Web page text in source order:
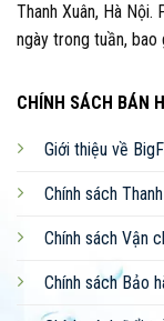
Thanh Xuân, Hà
ngày trong tuần,
CHÍNH SÁCH BÁN
Giới thiệu về
Chính sách
Chính sách Vận
Chính sách Bảo